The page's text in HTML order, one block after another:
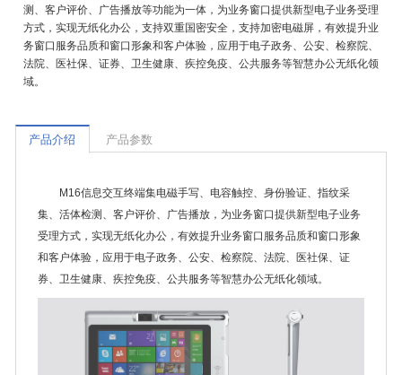
测、客户评价、广告播放等功能为一体，为业务窗口提供新型电子业务受理
方式，实现无纸化办公，支持双重国密安全，支持加密电磁屏，有效提升业
务窗口服务品质和窗口形象和客户体验，应用于电子政务、公安、检察院、
法院、医社保、证券、卫生健康、疾控免疫、公共服务等智慧办公无纸化领
域。
产品介绍 产品参数
M16信息交互终端集电磁手写、电容触控、身份验证、指纹采
集、活体检测、客户评价、广告播放，为业务窗口提供新型电子业务
受理方式，实现无纸化办公，有效提升业务窗口服务品质和窗口形象
和客户体验，应用于电子政务、公安、检察院、法院、医社保、证
券、卫生健康、疾控免疫、公共服务等智慧办公无纸化领域。